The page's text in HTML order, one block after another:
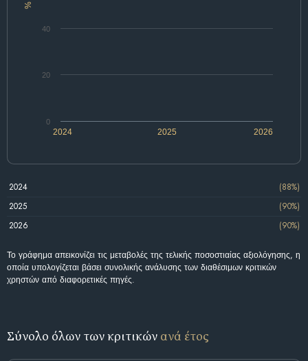
%
2024 2025 2026
0
20
40
2024
(88%)
2025
(90%)
2026
(90%)
Το γράφημα απεικονίζει τις μεταβολές της τελικής ποσοστιαίας αξιολόγησης, η
οποία υπολογίζεται βάσει συνολικής ανάλυσης των διαθέσιμων κριτικών
χρηστών από διαφορετικές πηγές.
Σύνολο όλων των κριτικών ανά έτος